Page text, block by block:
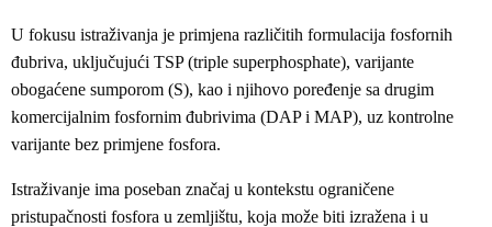
U fokusu istraživanja je primjena različitih formulacija fosfornih
đubriva, uključujući TSP (triple superphosphate), varijante
obogaćene sumporom (S), kao i njihovo poređenje sa drugim
komercijalnim fosfornim đubrivima (DAP i MAP), uz kontrolne
varijante bez primjene fosfora.
Istraživanje ima poseban značaj u kontekstu ograničene
pristupačnosti fosfora u zemljištu, koja može biti izražena i u